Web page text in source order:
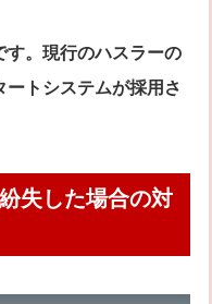
す。現行のハスラーの
トシステムが採用さ
失した場合の対